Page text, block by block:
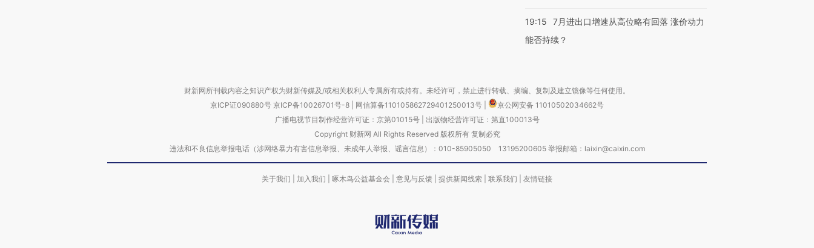
19:15
7月进出口增速从高位略有回落 涨价动力
能否持续？
财新网所刊载内容之知识产权为财新传媒及/或相关权利人专属所有或持有。未经许可，禁止进行转载、摘编、复制及建立镜像等任何使用。
京ICP证090880号 京ICP备10026701号-8 网信算备110105862729401250013号
京公网安备 11010502034662号
广播电视节目制作经营许可证：京第01015号| 出版物经营许可证：第直100013号
Copyright 财新网 All Rights Reserved 版权所有 复制必究
违法和不良信息举报电话（涉网络暴力有害信息举报、未成年人举报、谣言信息）：010-85905050 13195200605 举报邮箱：laixin@caixin.com
关于我们 加入我们 啄木鸟公益基金会 意见与反馈 提供新闻线索 联系我们 友情链接